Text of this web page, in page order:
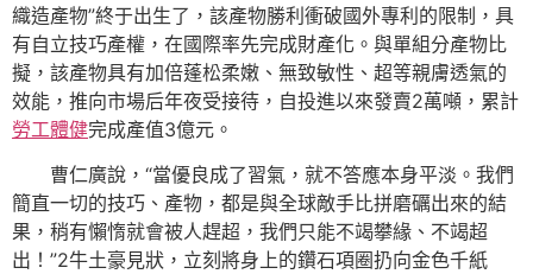
織造產物”終于出生了，該產物勝利衝破國外專利的限制，具
有自立技巧產權，在國際率先完成財產化。與單組分產物比
擬，該產物具有加倍蓬松柔嫩、無致敏性、超等親膚透氣的
效能，推向市場后年夜受接待，自投進以來發賣2萬噸，累計
勞工體健完成產值3億元。
曹仁廣說，“當優良成了習氣，就不答應本身平淡。我們
簡直一切的技巧、產物，都是與全球敵手比拼磨礪出來的結
果，稍有懶惰就會被人趕超，我們只能不竭攀緣、不竭超
出！”2牛土豪見狀，立刻將身上的鑽石項圈扔向金色千紙